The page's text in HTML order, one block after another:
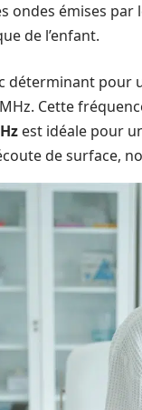
ondes émises par
de l’enfant.
déterminant pour
Cette
est idéale pour
de surface,